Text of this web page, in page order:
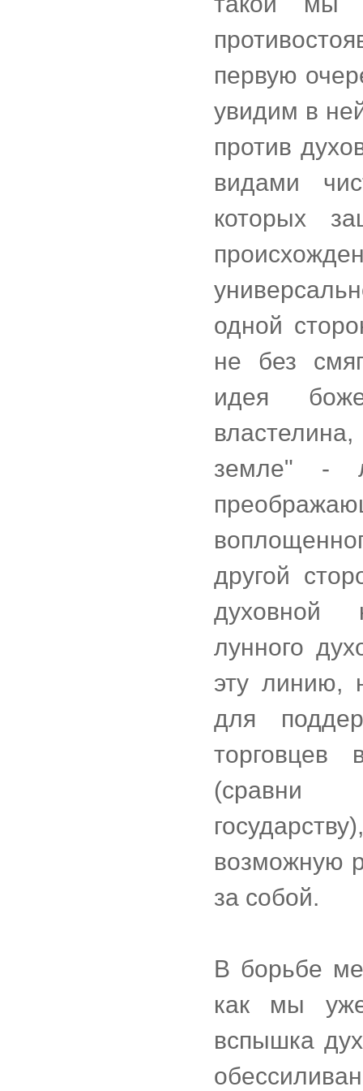
первую
увидим в
против
видами
которых
одной
не без
идея
земле" -
другой
духовной
лунного
эту линию,
для
(сравни
возможную
за собой.
В борьбе
как мы
вспышка